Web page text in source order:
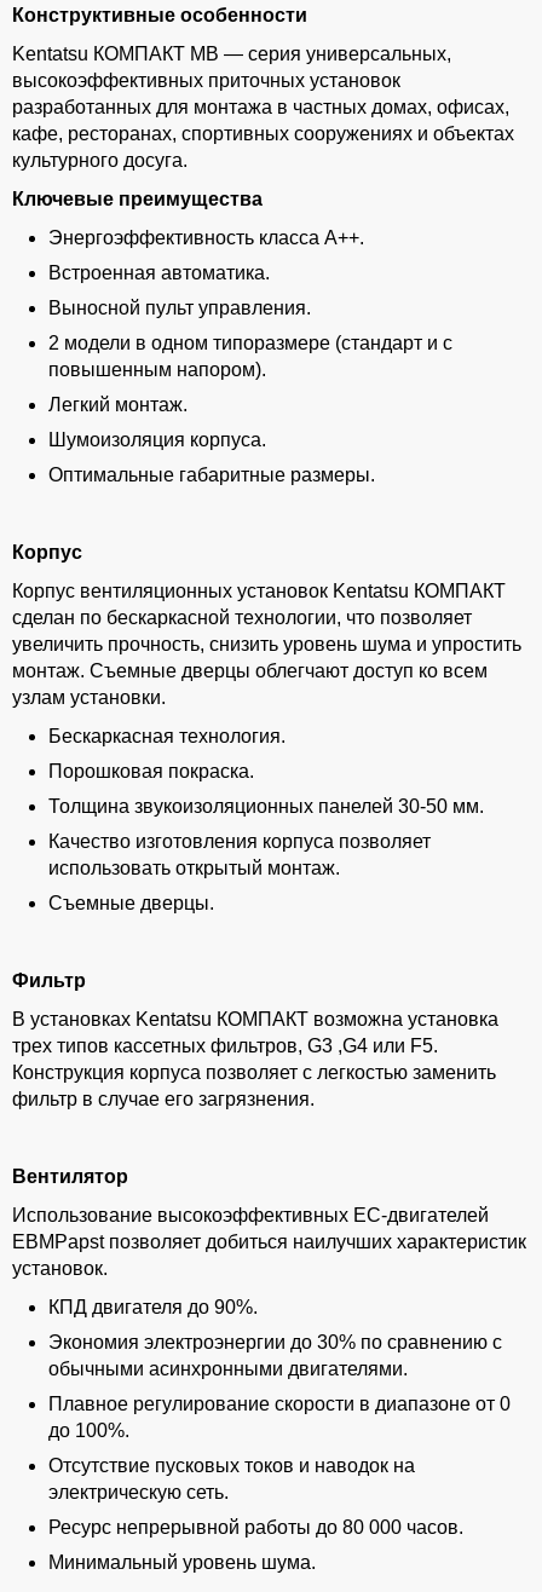
Конструктивные особенности
Kentatsu КОМПАКТ МВ — серия универсальных,
высокоэффективных приточных установок
разработанных для монтажа в частных домах, офисах,
кафе, ресторанах, спортивных сооружениях и объектах
культурного досуга.
Ключевые преимущества
Энергоэффективность класса А++.
Встроенная автоматика.
Выносной пульт управления.
2 модели в одном типоразмере (стандарт и с
повышенным напором).
Легкий монтаж.
Шумоизоляция корпуса.
Оптимальные габаритные размеры.
Корпус
Корпус вентиляционных установок Kentatsu КОМПАКТ
сделан по бескаркасной технологии, что позволяет
увеличить прочность, снизить уровень шума и упростить
монтаж. Съемные дверцы облегчают доступ ко всем
узлам установки.
Бескаркасная технология.
Порошковая покраска.
Толщина звукоизоляционных панелей 30-50 мм.
Качество изготовления корпуса позволяет
использовать открытый монтаж.
Съемные дверцы.
Фильтр
В установках Kentatsu КОМПАКТ возможна установка
трех типов кассетных фильтров, G3 ,G4 или F5.
Конструкция корпуса позволяет с легкостью заменить
фильтр в случае его загрязнения.
Вентилятор
Использование высокоэффективных EC-двигателей
EBMPapst позволяет добиться наилучших характеристик
установок.
КПД двигателя до 90%.
Экономия электроэнергии до 30% по сравнению с
обычными асинхронными двигателями.
Плавное регулирование скорости в диапазоне от 0
до 100%.
Отсутствие пусковых токов и наводок на
электрическую сеть.
Ресурс непрерывной работы до 80 000 часов.
Минимальный уровень шума.